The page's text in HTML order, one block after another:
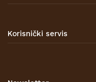
Prodajna mjesta
Korisnički servis
Korištenje kolačića